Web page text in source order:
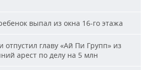
выпал из окна 16-го этажа
отпустил главу «Ай Пи Групп» из
арест по делу на 5 млн